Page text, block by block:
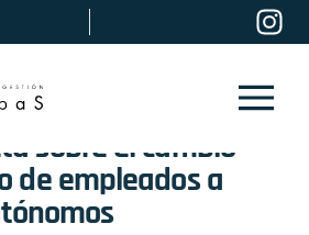
sobre el cambio
de empleados a